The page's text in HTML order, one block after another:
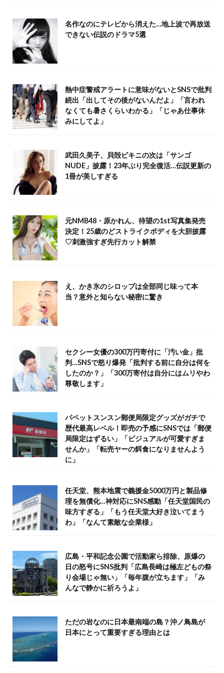
名作なのにテレビから消えた…地上波で再放送
できない伝説のドラマ5選
熱中症警戒アラートに意味がないとSNSで批判
続出「出してその後がないんだよ」「言われ
なくても暑さくらいわかる」「じゃあ仕事休
みにしてよ」
武田久美子、貝殻ビキニの次は「サンゴ
NUDE」披露！23年ぶり完全復活…伝説更新の
1冊が美しすぎる
元NMB48・原かれん、待望の1st写真集発売
決定！25歳のどストライクボディを大胆披露
♡刺激強すぎ先行カット解禁
え、かき氷のシロップは全部同じ味って本
当？意外と知らない秘密に驚き
セクシー女優の300万円寄付に「汚い金」批
判…SNSで怒り爆発「批判する前に自分は何を
したのか？」「300万寄付は自分にはムリやわ
尊敬します」
パペットスンスン郵便局限定グッズがガチで
歴代最高レベル！即売の予感にSNSでは「郵便
局限定はずるい」「ビジュアルが可愛すぎま
せんか」「転売ヤーの餌食になりませんよう
に」
任天堂、熊本地震で義援金5000万円と製品修
理を無償化…神対応にSNS感動「任天堂国民の
味方すぎる」「もう任天堂大好き泣いてまう
わ」「なんて素敵な企業様」
広島・平和記念公園で活動家ら排除、原爆の
日の怒号にSNS批判「広島長崎は極左どもの祭
り会場じゃ無い」「毎年腹が立ちます」「み
んなで静かに祈ろうよ」
ただの岩なのに日本最南端の島？沖ノ鳥島が
日本にとって重要すぎる理由とは